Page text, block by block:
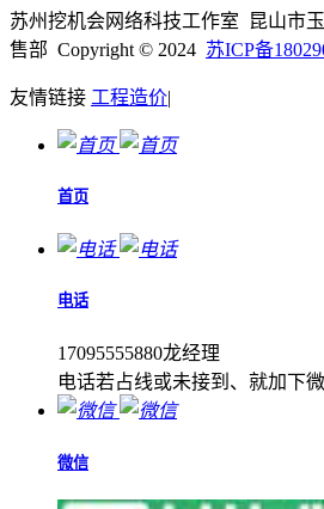
苏州挖机会网络科技工作室 昆山市
售部 Copyright © 2024 苏ICP备
友情链接 工程造价|
首页
电话
17095555880龙经理
电话若占线或未接到、就加下
微信